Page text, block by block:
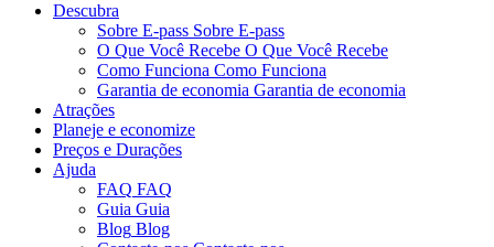
Descubra
Sobre E-pass Sobre E-pass
O Que Você Recebe O Que Você Recebe
Como Funciona Como Funciona
Garantia de economia Garantia de economia
Atrações
Planeje e economize
Preços e Durações
Ajuda
FAQ FAQ
Guia Guia
Blog Blog